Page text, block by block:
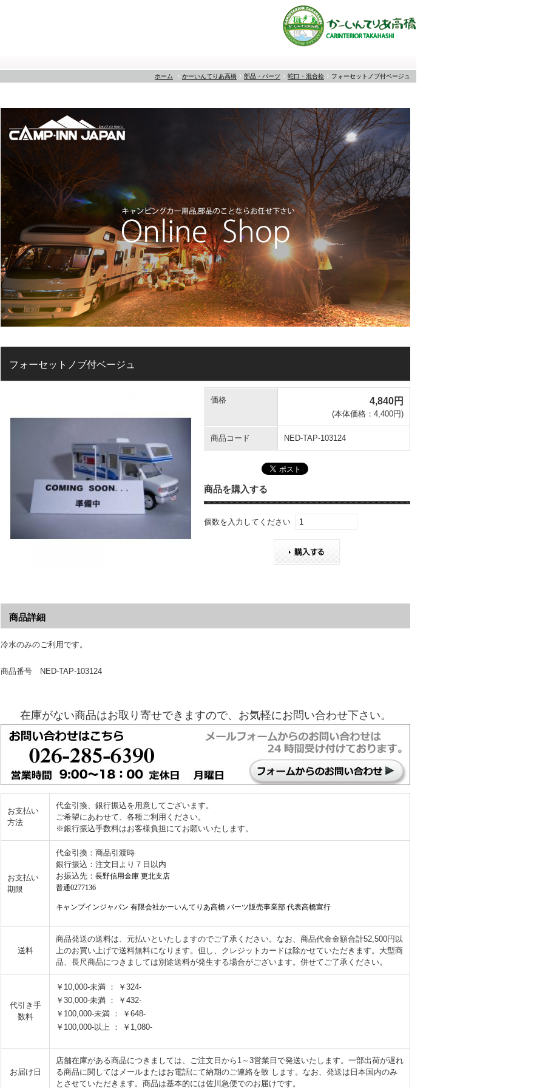
ホーム かーいんてりあ高橋 部品・パーツ 蛇口・混合栓 フォーセットノブ付ベージュ
フォーセットノブ付ベージュ
価格 4,840円
(本体価格：4,400円)
商品コード NED-TAP-103124
商品を購入する
個数を入力してください
商品詳細
冷水のみのご利用です。
商品番号 NED-TAP-103124
在庫がない商品はお取り寄せできますので、お気軽にお問い合わせ下さい。
お支払い
方法
代金引換、銀行振込を用意してございます。
ご希望にあわせて、各種ご利用ください。
※銀行振込手数料はお客様負担にてお願いいたします。
お支払い
期限
代金引換：商品引渡時
銀行振込：注文日より７日以内
お振込先： 長野信用金庫 更北支店
普通0277136
キャンプインジャパン 有限会社かーいんてりあ高橋 パーツ販売事業部 代表高橋宣行
送料
商品発送の送料は、元払いといたしますのでご了承ください。なお、商品代金金額合計52,500円以
上のお買い上げで送料無料になります。但し、クレジットカードは除かせていただきます。大型商
品、長尺商品につきましては別途送料が発生する場合がございます。併せてご了承ください。
代引き手
数料
￥10,000-未満 ： ￥324-
￥30,000-未満 ： ￥432-
￥100,000-未満 ： ￥648-
￥100,000-以上 ： ￥1,080-
お届け日
店舗在庫がある商品につきましては、ご注文日から1～3営業日で発送いたします。一部出荷が遅れ
る商品に関してはメールまたはお電話にて納期のご連絡を致 します。なお、発送は日本国内のみ
とさせていただきます。商品は基本的には佐川急便でのお届けです。